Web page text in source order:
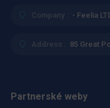
Company : - Feelia
Address : 85 Great
Partnerské weby